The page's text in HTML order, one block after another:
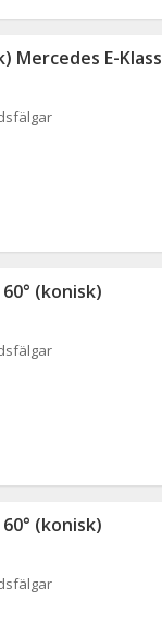
Mercedes E-Klass
(konisk)
(konisk)